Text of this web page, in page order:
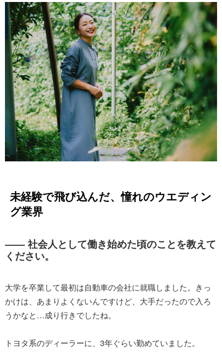
未経験で飛び込んだ、憧れのウエディン
グ業界
―― 社会人として働き始めた頃のことを教えて
ください。
大学を卒業して最初は自動車の会社に就職しました。きっ
かけは、あまりよくないんですけど、大手だったので入ろ
うかなと…成り行きでしたね。
トヨタ系のディーラーに、3年ぐらい勤めていました。